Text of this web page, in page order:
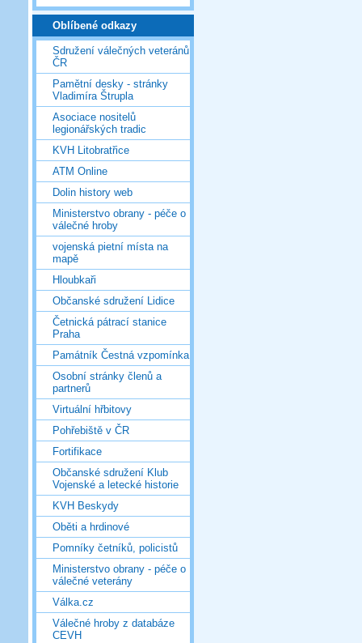
Oblíbené odkazy
Sdružení válečných veteránů
ČR
Pamětní desky - stránky
Vladimíra Štrupla
Asociace nositelů
legionářských tradic
KVH Litobratřice
ATM Online
Dolin history web
Ministerstvo obrany - péče o
válečné hroby
vojenská pietní místa na
mapě
Hloubkaři
Občanské sdružení Lidice
Četnická pátrací stanice
Praha
Památník Čestná vzpomínka
Osobní stránky členů a
partnerů
Virtuální hřbitovy
Pohřebiště v ČR
Fortifikace
Občanské sdružení Klub
Vojenské a letecké historie
KVH Beskydy
Oběti a hrdinové
Pomníky četníků, policistů
Ministerstvo obrany - péče o
válečné veterány
Válka.cz
Válečné hroby z databáze
CEVH